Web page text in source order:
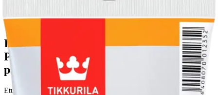
Ilmainen toimitus yli 100 €:n tilauksille
Postin pakettiautomaattiin tai
palvelupisteeseen!
Etu ei koske Suuri‑lisäpalvelulla toimitettavia tuotteita.